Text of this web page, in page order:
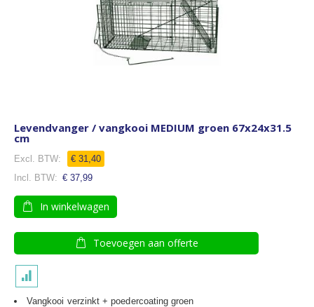
Levendvanger / vangkooi MEDIUM groen 67x24x31.5
cm
€ 31,40
€ 37,99
In winkelwagen
Toevoegen aan offerte
Vangkooi verzinkt + poedercoating groen